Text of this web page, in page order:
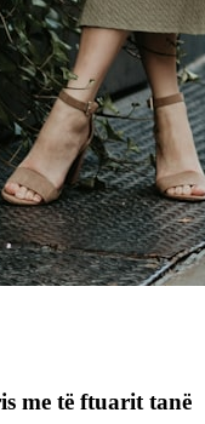
me të ftuarit tanë